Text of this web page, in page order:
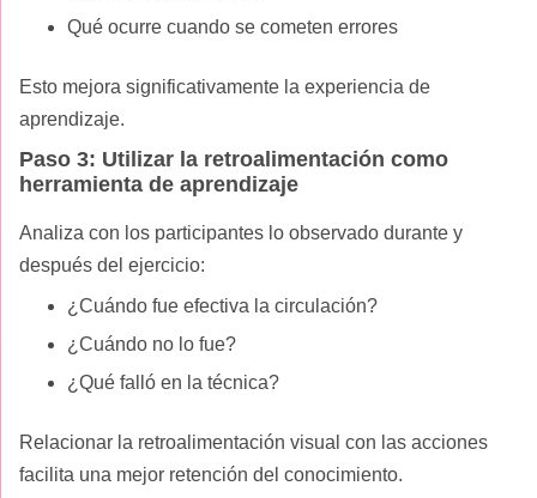
Qué ocurre cuando se cometen errores
Esto mejora significativamente la experiencia de
aprendizaje.
Paso 3: Utilizar la retroalimentación como
herramienta de aprendizaje
Analiza con los participantes lo observado durante y
después del ejercicio:
¿Cuándo fue efectiva la circulación?
¿Cuándo no lo fue?
¿Qué falló en la técnica?
Relacionar la retroalimentación visual con las acciones
facilita una mejor retención del conocimiento.